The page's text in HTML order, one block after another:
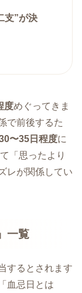
支”が決
度めぐってきま
で前後するた
〜35日程度に
「思ったより
レが関係してい
一覧
するとされます
血忌日とは